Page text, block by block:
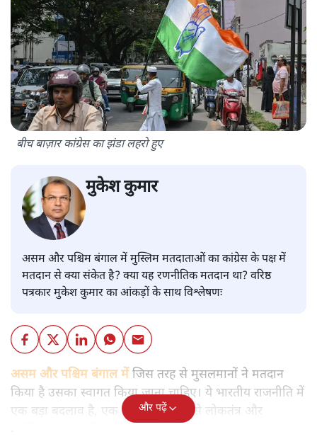
बीच बाज़ार कांग्रेस का झंडा लहराे हुए
मुकेश कुमार
असम और पश्चिम बंगाल में मुस्लिम मतदाताओं का कांग्रेस के पक्ष में
मतदान से क्या संकेत है? क्या यह रणनीतिक मतदान था? वरिष्ठ
पत्रकार मुकेश कुमार का आंकड़ों के साथ विश्लेषणः
असम और पश्चिम बंगाल मेंजिस तरह से मुसलमानों ने मतदान
किया है उसका स्वागत किया जाना चाहिए। ये भारतीय राजनीति में
एक बड़ा बदलाव है, एक बड़ा मोड़ है। इससे लोकतंत्र और
धर्मनिरपेक्ष राजनीति को बड़ी ऊर्जा मिलेगी।
और पढ़ें